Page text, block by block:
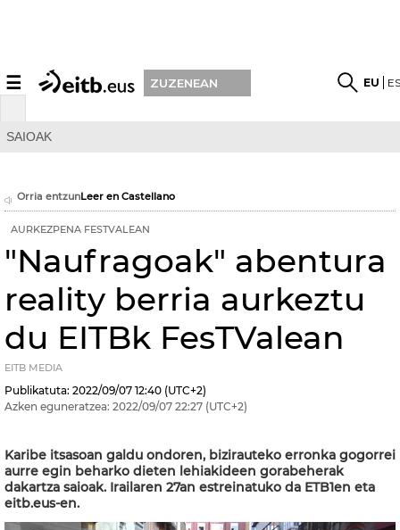
☰ ZUZENEAN EU
SAIOAK
Orria entzunLeer en Castellano
AURKEZPENA FESTVALEAN
"Naufragoak" abentura
reality berria aurkeztu
du EITBk FesTValean
EITB MEDIA
Publikatuta: 2022/09/07 12:40 (UTC+2)
Azken eguneratzea: 2022/09/07 22:27 (UTC+2)
Karibe itsasoan galdu ondoren, bizirauteko erronka gogorrei
aurre egin beharko dieten lehiakideen gorabeherak
dakartza saioak. Irailaren 27an estreinatuko da ETB1en eta
eitb.eus-en.